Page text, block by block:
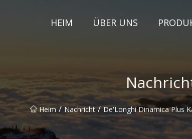
HEIM ÜBER UNS
Heim / Nachricht / De'Longhi Dinamica Plus